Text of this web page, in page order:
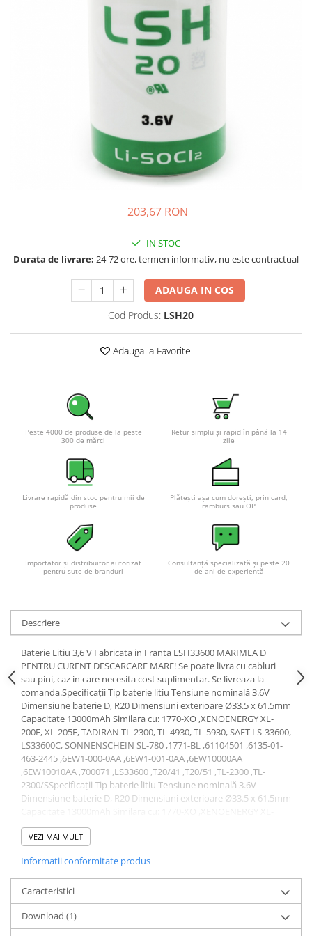
Incarcatoare acumulatori
Panouri fotovoltaice si accesorii
Invertoare On-grid
Convertoare de tensiune
Sisteme de stocare energie
Sisteme de Stocare Comerciale
mica (rulota/caravan/case de
Sisteme fotovoltaice profesionale
Pachete sisteme fotovoltaice
Statii de incarcare vehicule
Statii de incarcare
Prize de incarcare vehicule
electrice
Turbine eoliene pentru casă
Acumulatori VRLA AGM/GEL /
Baterii si acumulatori gel si VRLA
6-12 V
Baterii si acumulatori AGM VRLA
de 6-12 V
Acumulatori Moto, ATV
GEL
AGM
Li-Ion
Deep Cycle - Tractiune/Semi-
Tractiune
Marine & Caravan
APC
Pachete acumulatori VRLA
Sisteme de management (BMS)
203,67 RON
IN STOC
Durata de livrare: 24-72 ore, termen informativ, nu este contractual
ADAUGA IN COS
Cod Produs: LSH20
Adauga la Favorite
Peste 4000 de produse de la peste
300 de mărci
Retur simplu și rapid în până la 14
zile
Livrare rapidă din stoc pentru mii de
produse
Plătești așa cum dorești, prin card,
ramburs sau OP
Importator și distribuitor autorizat
pentru sute de branduri
Consultanță specializată și peste 20
de ani de experiență
Descriere
Baterie Litiu 3,6 V Fabricata in Franta LSH33600 MARIMEA D
PENTRU CURENT DESCARCARE MARE! Se poate livra cu cabluri
sau pini, caz in care necesita cost suplimentar. Se livreaza la
comanda.Specificații Tip baterie litiu Tensiune nominală 3.6V
Dimensiune baterie D, R20 Dimensiuni exterioare Ø33.5 x 61.5mm
Capacitate 13000mAh Similara cu: 1770-XO ,XENOENERGY XL-
200F, XL-205F, TADIRAN TL-2300, TL-4930, TL-5930, SAFT LS-33600,
LS33600C, SONNENSCHEIN SL-780 ,1771-BL ,61104501 ,6135-01-
463-2445 ,6EW1-000-0AA ,6EW1-001-0AA ,6EW10000AA
,6EW10010AA ,700071 ,LS33600 ,T20/41 ,T20/51 ,TL-2300 ,TL-
2300/SSpecificații Tip baterie litiu Tensiune nominală 3.6V
Dimensiune baterie D, R20 Dimensiuni exterioare Ø33.5 x 61.5mm
LS33600C, SONNENSCHEIN SL-780 ,1771-BL ,61104501 ,6135-01-
,6EW10010AA ,700071 ,LS33600 ,T20/41 ,T20/51 ,TL-2300 ,TL-
2300/S
VEZI MAI MULT
Informatii conformitate produs
Caracteristici
Download (1)